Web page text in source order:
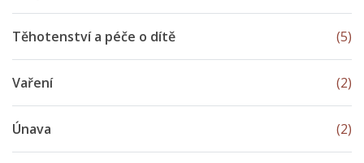
Těhotenství a péče o dítě (5)
Vaření (2)
Únava (2)